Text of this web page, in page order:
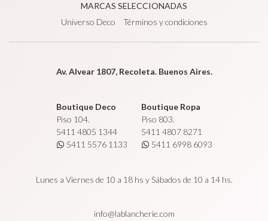
MARCAS SELECCIONADAS
Universo Deco
Términos y condiciones
Av. Alvear 1807, Recoleta. Buenos Aires.
Boutique Deco
Piso 104.
5411 4805 1344
5411 5576 1133
Boutique Ropa
Piso 803.
5411 4807 8271
5411 6998 6093
Lunes a Viernes de 10 a 18 hs y Sábados de 10 a 14 hs.
info@lablancherie.com